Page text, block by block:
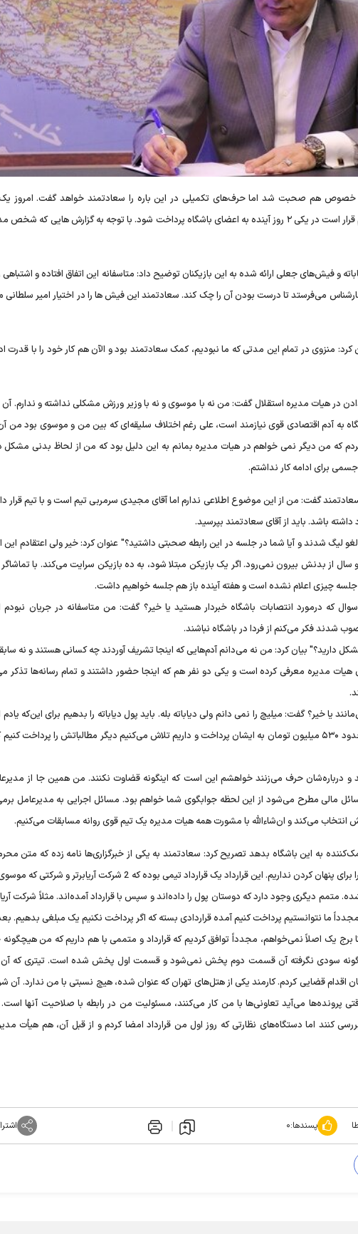
این خصوص هم صحبت شد اما حرف‌های تکمیلی در این باره را سعادتمند خواهد گفت. امروز
پیرامون ۴ میلیارد تومان را پرداخت کردیم و مابقی هم قرار است در یکی ۲ روز آینده به اعضای باشگاه پرداخت شود. با توجه به گزارش هایی
و فیش‌های جعلی ارائه شده به این بازیکنان توضیح داد: متاسفانه این اتفاق افتاده و
وقتی فیش را برای میلیچ می‌فرستند، او برای ۲ کارشناس می‌فرستد تا درست بودن آن را چک کند. سعادتمند این فیش ها را در اختیار امیر
منزوی در تمام این مدتی که ما نبودیم، کمک سعادتمند بود و الآن هم کار خود را با قدرت
در هیات مدیره استقلال گفت: من نه با موسوی و نه با وزیر ورزش مشکلی نداشته و ندارم. آن
آدم اقتصادی قوی نیازمند است، علی رغم اختلاف سلیقه‌ای که بین من و موسوی بود من آن
کردم که من دیگر نمی خواهم در هیات مدیره بمانم به این دلیل بود که من از لحاظ بدنی مشکل
برای ادامه کار نداشتم.
گفت: من از این موضوع اطلاعی ندارم اما آقای مجیدی سرمربی تیم است و با تیم قرار
باشد. باید از آقای سعادتمند بپرسید.
10 تیم لیگ برتر خواهان لغو لیگ شدند و آیا شما در جلسه در این رابطه صحبتی داشتید؟" عنوان کرد: خیر ولی اعتقادم
سال از بدنش بیرون نمی‌رود. اگر یک بازیکن مبتلا شود، به ده بازیکن سرایت می‌کند. با
چیزی اعلام نشده است و هفته آینده باز هم جلسه خواهیم داشت.
که درمورد انتصابات باشگاه خبردار هستید یا خیر؟ گفت: من متاسفانه در جریان نبودم
شدند فکر می‌کنم از فردا در باشگاه نباشند.
دارید؟" بیان کرد: من نه می‌دانم آدم‌هایی که اینجا تشریف آوردند چه کسانی هستند و نه
هیات مدیره معرفی کرده است و یکی دو نفر هم که اینجا حضور داشتند و تمام رسانه‌ها تذکر
یا خیر؟ گفت: میلیچ را نمی دانم ولی دیاباته بله. باید پول دیاباته را بدهیم برای این‌که
دی ماه آقای موسوی زحمت کشید از حساب خودش حدود ۵۳۰ میلیون تومان به ایشان پرداخت و داریم تلاش می‌کنیم دیگر مطالباتش را پرداخت
و درباره‌شان حرف می‌زنند خواهشم این است که اینگونه قضاوت نکنند. من همین جا از
مالی مطرح می‌شود از این لحظه جوابگوی شما خواهم بود. مسائل اجرایی به مدیرعامل
انتخاب می‌کند و ان‌شاءالله با مشورت همه هیات مدیره یک تیم قوی روانه مسابقات می‌کنیم.
به این باشگاه بدهد تصریح کرد: سعادتمند به یکی از خبرگزاری‌ها نامه زده که متن
نامه را چه کسی در اختیار شما گذاشته است. ما چیزی را برای پنهان کردن نداریم. این قرارداد یک قرارداد تیمی بوده که 2 شرکت
متمم دیگری وجود دارد که دوستان پول را داده‌اند و سپس با قرارداد آمده‌اند. مثلاً شرکت
ما نتوانستیم پرداخت کنیم آمده قراردادی بسته که اگر پرداخت نکنیم یک مبلغی بدهیم.
برج یک اصلاً نمی‌خواهم، مجدداً توافق کردیم که قرارداد و متممی با هم داریم که من
سودی نگرفته آن قسمت دوم پخش نمی‌شود و قسمت اول پخش شده است. تیتری که آن
اقدام قضایی کردم. کارمند یکی از هتل‌های تهران که عنوان شده، هیچ نسبتی با من ندارد. آن
پرونده‌ها می‌آید تعاونی‌ها با من کار می‌کنند، مسئولیت من در رابطه با صلاحیت آنها
کنند اما دستگاه‌های نظارتی که روز اول من قرارداد امضا کردم و از قبل آن، هم هیأت
پسندها:۰